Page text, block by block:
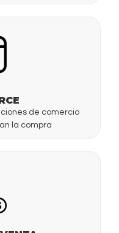
de comercio
la compra